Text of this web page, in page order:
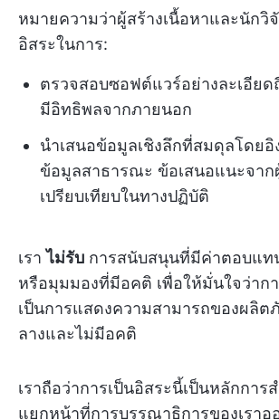
หมายความว่าผู้สร้างเนื้อหาและนักวิ
อิสระในการ:
ตรวจสอบซอฟต์แวร์อย่างละเอีย
มีอิทธิพลจากภายนอก
นำเสนอข้อมูลเชิงลึกที่สมดุลโดยอิ
ข้อมูลสาธารณะ ข้อเสนอแนะจาก
เปรียบเทียบในทางปฏิบัติ
เราไม่รับ การสนับสนุนที่มีค่าตอบแ
หรือมุมมองที่มีอคติ เพื่อให้มั่นใจว่าก
เป็นการแสดงความสามารถของผลิ
ลางและไม่มีอคติ
เราถือว่าการเป็นอิสระนี้เป็นหลักกา
แยกหน้าที่การบรรณาธิการของเราอ